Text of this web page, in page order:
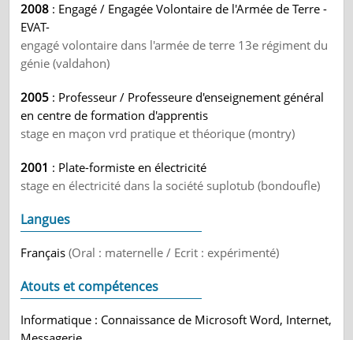
2008 : Engagé / Engagée Volontaire de l'Armée de Terre -
EVAT-
engagé volontaire dans l'armée de terre 13e régiment du
génie (valdahon)
2005 : Professeur / Professeure d'enseignement général
en centre de formation d'apprentis
stage en maçon vrd pratique et théorique (montry)
2001 : Plate-formiste en électricité
stage en électricité dans la société suplotub (bondoufle)
Langues
Français(Oral : maternelle / Ecrit : expérimenté)
Atouts et compétences
Informatique : Connaissance de Microsoft Word, Internet,